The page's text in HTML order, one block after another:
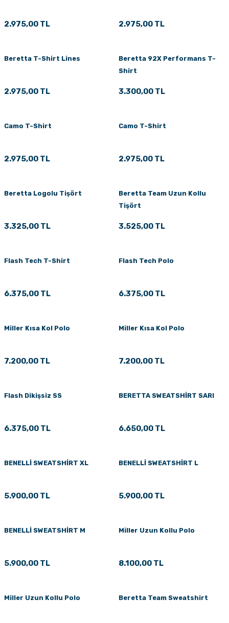
2.975,00 TL 2.975,00 TL
Beretta T-Shirt Lines
2.975,00 TL
Beretta 92X Performans T-
Shirt
3.300,00 TL
Camo T-Shirt
2.975,00 TL
Camo T-Shirt
2.975,00 TL
Beretta Logolu Tişört
3.325,00 TL
Beretta Team Uzun Kollu
Tişört
3.525,00 TL
Flash Tech T-Shirt
6.375,00 TL
Flash Tech Polo
6.375,00 TL
Miller Kısa Kol Polo
7.200,00 TL
Miller Kısa Kol Polo
7.200,00 TL
Flash Dikişsiz SS
6.375,00 TL
BERETTA SWEATSHİRT SARI
6.650,00 TL
BENELLİ SWEATSHİRT XL
5.900,00 TL
BENELLİ SWEATSHİRT L
5.900,00 TL
BENELLİ SWEATSHİRT M
5.900,00 TL
Miller Uzun Kollu Polo
8.100,00 TL
Miller Uzun Kollu Polo Beretta Team Sweatshirt